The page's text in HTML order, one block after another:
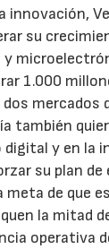
innovación,
su
1.000
mercados
también
digital y en la
su plan de
meta de que
la mitad
operativa